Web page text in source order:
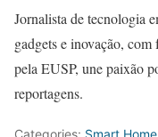
Jornalista de tecnologia
gadgets e inovação,
pela EUSP, une paixão
reportagens.
Categories: Smart Home